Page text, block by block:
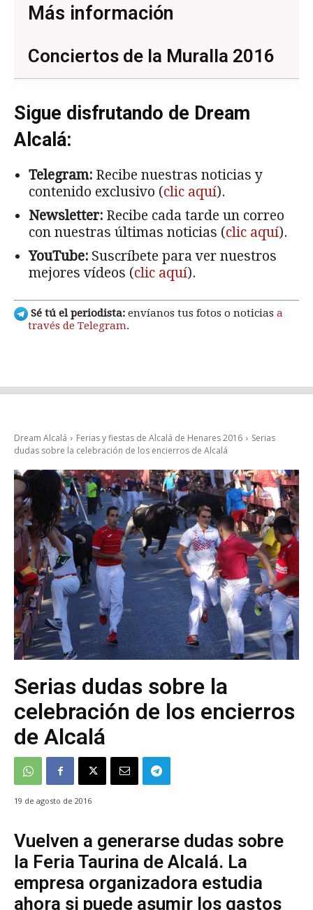
Más información
Conciertos de la Muralla 2016
Sigue disfrutando de Dream
Alcalá:
Telegram: Recibe nuestras noticias y
contenido exclusivo (clic aquí).
Newsletter: Recibe cada tarde un correo
con nuestras últimas noticias (clic aquí).
YouTube: Suscríbete para ver nuestros
mejores vídeos (clic aquí).
Sé tú el periodista: envíanos tus fotos o noticias a
través de Telegram.